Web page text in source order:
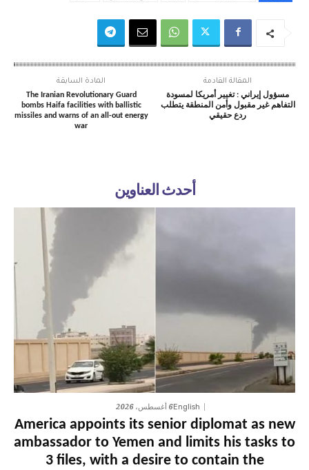
المادة السابقة
The Iranian Revolutionary Guard
bombs Haifa facilities with ballistic
missiles and warns of an all-out energy
war
المقالة القادمة
مسؤول إيراني : تغيير أمريكا لمسودة
التفاهم غير مقبول وأمن المنطقة يتطلب
ردع حقيقي
أحدث العناوين
English6 أغسطس، 2026
America appoints its senior diplomat as new
ambassador to Yemen and limits his tasks to
3 files, with a desire to contain the